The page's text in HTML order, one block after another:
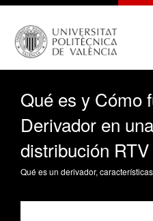
Qué es y Cómo
Derivador en
distribución RTV